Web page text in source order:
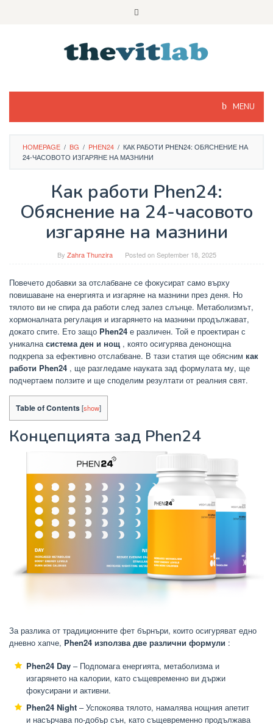
MENU
HOMEPAGE / BG / PHEN24 / КАК РАБОТИ PHEN24: ОБЯСНЕНИЕ НА
24-ЧАСОВОТО ИЗГАРЯНЕ НА МАЗНИНИ
Как работи Phen24:
Обяснение на 24-часовото
изгаряне на мазнини
By Zahra Thunzira Posted onSeptember 18, 2025
Повечето добавки за отслабване се фокусират само върху
повишаване на енергията и изгаряне на мазнини през деня. Но
тялото ви не спира да работи след залез слънце. Метаболизмът,
хормоналната регулация и изгарянето на мазнини продължават,
докато спите. Ето защо Phen24 е различен. Той е проектиран с
уникалнасистема ден и нощ , която осигурява денонощна
подкрепа за ефективно отслабване. В тази статия ще обясним как
работи Phen24 , ще разгледаме науката зад формулата му, ще
подчертаем ползите и ще споделим резултати от реалния свят.
Table of Contents[show]
Концепцията зад Phen24
За разлика от традиционните фет бърнъри, които осигуряват едно
дневно хапче, Phen24 използва две различни формули :
Phen24 Day – Подпомага енергията, метаболизма и
изгарянето на калории, като същевременно ви държи
фокусирани и активни.
Phen24 Night – Успокоява тялото, намалява нощния апетит
и насърчава по-добър сън, като същевременно продължава